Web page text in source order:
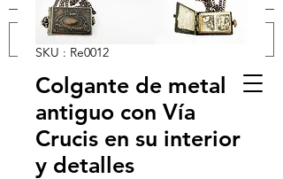
Se connecter
SKU : Re0012
Colgante de metal
antiguo con Vía
Crucis en su interior
y detalles